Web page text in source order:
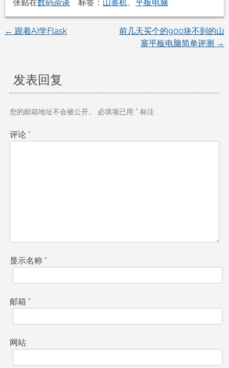
张贴在数码杂谈 标签： 山寨机、 平板电脑
文
导
航
← 跟着AI学Flask
前几天买个的900块不到的山
寨平板电脑简单评测 →
发表回复
您的邮箱地址不会被公开。 必填项已用 * 标注
评论 *
显示名称 *
邮箱 *
网站